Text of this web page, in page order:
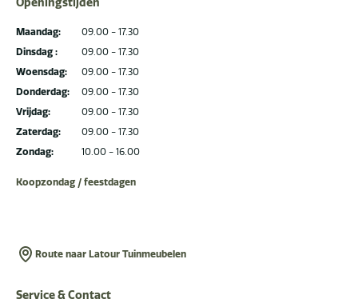
Maandag:
Dinsdag :
Woensdag:
Donderdag:
Vrijdag:
Zaterdag:
Zondag:
09.00 - 17.30
09.00 - 17.30
09.00 - 17.30
09.00 - 17.30
09.00 - 17.30
09.00 - 17.30
10.00 - 16.00
Koopzondag / feestdagen
Route naar Latour Tuinmeubelen
Service & Contact